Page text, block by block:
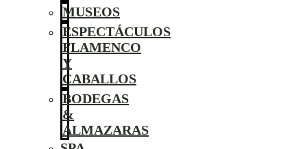
MUSEOS
ESPECTÁCULOS
FLAMENCO
Y
CABALLOS
BODEGAS
&
ALMAZARAS